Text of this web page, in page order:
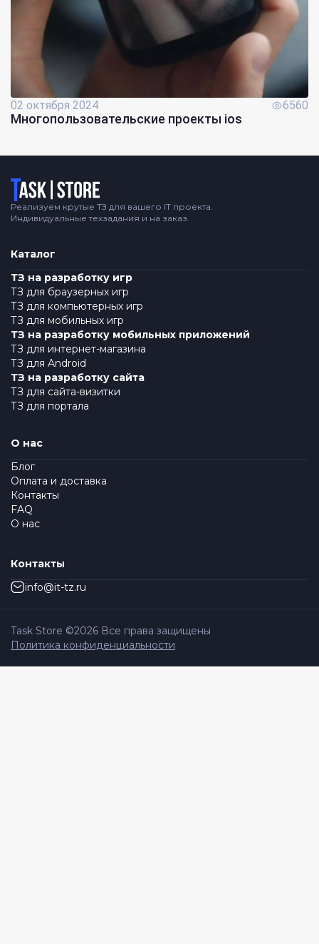
02 октября 2024 6560
Многопользовательские проекты ios
Логотип
Реализуем крутые ТЗ для вашего IT проекта.
Индивидуальные техзадания и на заказ.
Каталог
ТЗ на разработку игр
ТЗ для браузерных игр
ТЗ для компьютерных игр
ТЗ для мобильных игр
ТЗ на разработку мобильных приложений
ТЗ для интернет-магазина
ТЗ для Android
ТЗ на разработку сайта
ТЗ для сайта-визитки
ТЗ для портала
О нас
Блог
Оплата и доставка
Контакты
FAQ
О нас
Контакты
info@it-tz.ru
Task Store ©2026 Все права защищены
Политика конфиденциальности